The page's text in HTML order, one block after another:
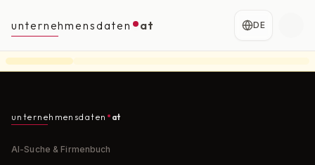
unternehmensdaten at DE
unternehmensdaten at
AI-Suche & Firmenbuch